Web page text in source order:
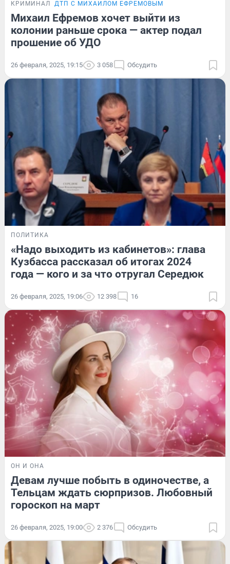
КРИМИНАЛ ДТП С МИХАИЛОМ ЕФРЕМОВЫМ
Михаил Ефремов хочет выйти из
колонии раньше срока — актер подал
прошение об УДО
26 февраля, 2025, 19:15 3 058 Обсудить
ПОЛИТИКА
«Надо выходить из кабинетов»: глава
Кузбасса рассказал об итогах 2024
года — кого и за что отругал Середюк
26 февраля, 2025, 19:06 12 398 16
ОН И ОНА
Девам лучше побыть в одиночестве, а
Тельцам ждать сюрпризов. Любовный
гороскоп на март
26 февраля, 2025, 19:00 2 376 Обсудить